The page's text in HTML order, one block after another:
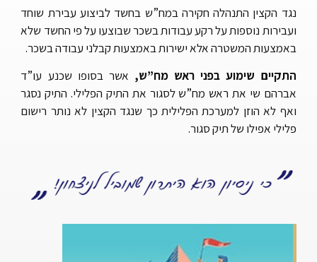
נגד הקצין התנהלה חקירה במח”ש בחשד לביצוע עבירת שוחד
ועבירות נוספות על רקע עבודות בשכר שבוצעו על פי החשד שלא
באמצעות המשטרה אלא ישירות באמצעות קבלני עבודה בשכר.
התקיים שימוע בפני ראש מח”ש, אשר בסופו שכנע עו”ד
אברהם שי את ראש מח”ש לסגור את התיק הפלילי. התיק נסגר
ואף לא הוזן למערכת הפלילית כך שנגד הקצין לא נותר רישום
פלילי אפילו של תיק סגור.